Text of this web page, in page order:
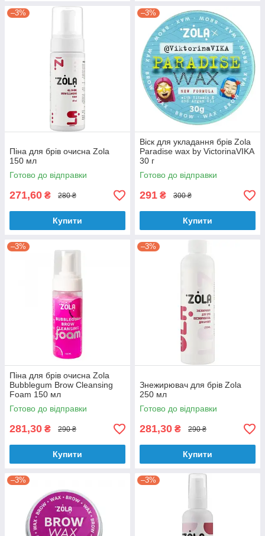
–3%
Піна для брів очисна Zola
150 мл
Готово до відправки
271,60 ₴ 280 ₴
Купити
–3%
Віск для укладання брів Zola
Paradise wax by VictorinaVIKA
30 г
Готово до відправки
291 ₴ 300 ₴
Купити
–3%
Піна для брів очисна Zola
Bubblegum Brow Cleansing
Foam 150 мл
Готово до відправки
281,30 ₴ 290 ₴
Купити
–3%
Знежирювач для брів Zola
250 мл
Готово до відправки
281,30 ₴ 290 ₴
Купити
–3% –3%